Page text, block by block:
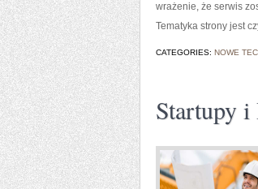
wrażenie, że serwis
Tematyka strony jest
CATEGORIES: NOWE
Startupy